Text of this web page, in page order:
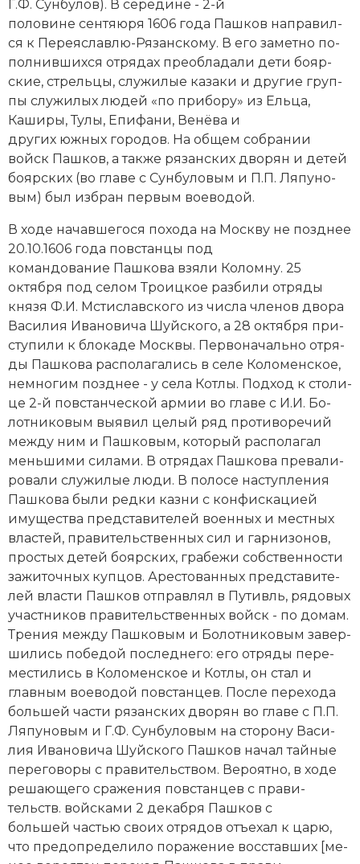
Новейшая история
Нумизматика
Образование
Общественные объединения и организации
Политическая история
Революции и народные движения
Религия и церковь
Россия
Северная Америка
Социально-экономическая история
Специальные исторические дисциплины
СССР
Южная Америка
Г.Ф. Сун­бу­лов). В середине - 2-й
половине сентяюря 1606 года Пашков на­пра­вил­
ся к Пе­ре­яс­лав­лю-Ря­зан­ско­му. В его за­мет­но по­
пол­нив­ших­ся от­ря­дах пре­об­ла­да­ли де­ти бо­яр­
ские, стрель­цы, слу­жи­лые ка­за­ки и другие груп­
пы слу­жи­лых лю­дей «по при­бо­ру» из Ель­ца,
Каши­ры, Ту­лы, Епи­фа­ни, Ве­нё­ва и
других южных го­ро­дов. На об­щем со­б­ра­нии
войск Пашков, а так­же ря­зан­ских дво­рян и де­тей
бо­яр­ских (во гла­ве с Сун­бу­ло­вым и П.П. Ля­пу­но­
вым) был из­бран пер­вым вое­во­дой.
В хо­де на­чав­ше­го­ся по­хо­да на Мо­ск­ву не позд­нее
20.10.1606 года пов­стан­цы под
командование Пашкова взя­ли Ко­лом­ну. 25
октября под селом Тро­иц­кое раз­би­ли от­ря­ды
князя Ф.И. Мсти­слав­ско­го из чис­ла чле­нов дво­ра
Ва­си­лия Ива­но­ви­ча Шуй­ско­го, а 28 октября при­
сту­пи­ли к бло­ка­де Мо­ск­вы. Пер­во­на­чаль­но от­ря­
ды Пашкова рас­по­ла­га­лись в селе Ко­ло­мен­ское,
не­мно­гим позд­нее - у села Кот­лы. Под­ход к сто­ли­
це 2-й пов­станческой ар­мии во гла­ве с И.И. Бо­
лот­ни­ко­вым вы­явил це­лый ряд про­ти­во­ре­чий
ме­ж­ду ним и Пашковым, ко­то­рый рас­по­ла­гал
мень­ши­ми си­ла­ми. В от­ря­дах Пашкова пре­ва­ли­
ро­ва­ли слу­жи­лые лю­ди. В по­ло­се на­сту­п­ле­ния
Пашкова бы­ли ред­ки каз­ни с кон­фи­ска­цией
иму­ще­ст­ва пред­ста­ви­те­лей во­енных и ме­ст­ных
вла­стей, пра­ви­тельственных сил и гар­ни­зо­нов,
про­стых де­тей бо­яр­ских, гра­бе­жи соб­ст­вен­но­сти
за­жи­точ­ных куп­цов. Аре­сто­ван­ных пред­ста­ви­те­
лей вла­сти Пашков от­прав­лял в Пу­тивль, ря­до­вых
уча­ст­ни­ков пра­ви­тельственных войск - по до­мам.
Тре­ния ме­ж­ду Пашковым и Бо­лот­ни­ко­вым за­вер­
ши­лись по­бе­дой по­след­не­го: его от­ря­ды пе­ре­
мес­ти­лись в Ко­ло­мен­ское и Кот­лы, он стал и
главным вое­во­дой пов­стан­цев. Пос­ле пе­ре­хо­да
большей части ря­зан­ских дво­рян во гла­ве с П.П.
Ля­пу­но­вым и Г.Ф. Сун­бу­ло­вым на сто­ро­ну Ва­си­
лия Ива­но­ви­ча Шуй­ско­го Пашков на­чал тай­ные
пе­ре­го­во­ры с пра­ви­тель­ст­вом. Ве­ро­ят­но, в хо­де
ре­шаю­ще­го сра­же­ния пов­стан­цев с пра­ви­
тельств. вой­ска­ми 2 декабря Пашков с
большей частью сво­их от­ря­дов отъ­е­хал к ца­рю,
что пред­о­пре­де­ли­ло по­ра­же­ние вос­став­ших [ме­